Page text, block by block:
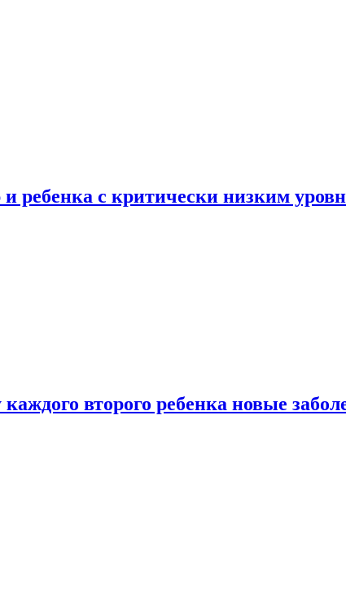
ребенка с критически низким
второго ребенка новые